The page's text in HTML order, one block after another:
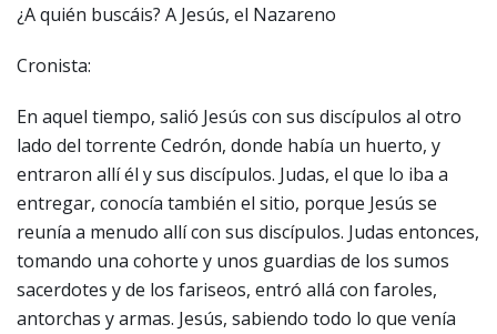
¿A quién buscáis? A Jesús, el Nazareno
Cronista:
En aquel tiempo, salió Jesús con sus discípulos al otro
lado del torrente Cedrón, donde había un huerto, y
entraron allí él y sus discípulos. Judas, el que lo iba a
entregar, conocía también el sitio, porque Jesús se
reunía a menudo allí con sus discípulos. Judas entonces,
tomando una cohorte y unos guardias de los sumos
sacerdotes y de los fariseos, entró allá con faroles,
antorchas y armas. Jesús, sabiendo todo lo que venía